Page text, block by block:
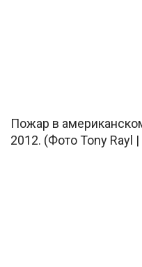
Пожар в
2012. (Фото Tony Rayl